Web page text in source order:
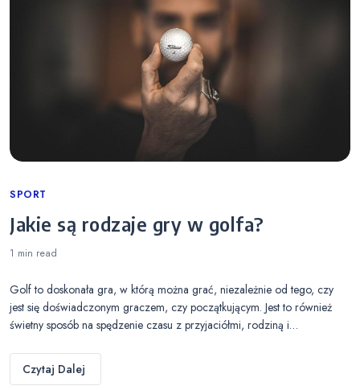
Categories
SPORT
Jakie są rodzaje gry w golfa?
1 min read
Golf to doskonała gra, w którą można grać, niezależnie od tego, czy
jest się doświadczonym graczem, czy początkującym. Jest to również
świetny sposób na spędzenie czasu z przyjaciółmi, rodziną i…
Czytaj Dalej